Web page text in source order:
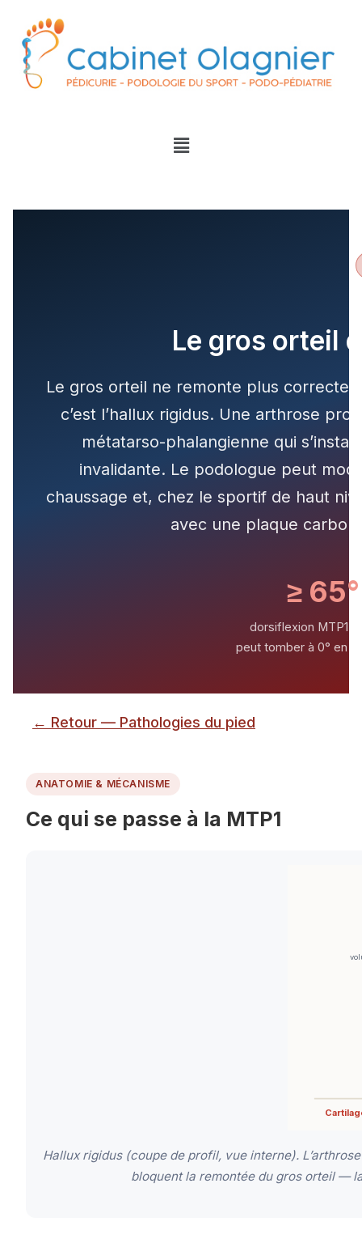
Le gros orteil
Le gros orteil ne remonte plus
c’est l’hallux rigidus. Une arthrose
métatarso-phalangienne qui
invalidante. Le podologue peut
chaussage et, chez le sportif de haut
avec une plaque
≥ 65°
dorsiflexion MTP1
peut tomber à 0° en
← Retour — Pathologies du pied
ANATOMIE & MÉCANISME
Ce qui se passe à la MTP1
Hallux rigidus (coupe de profil, vue interne).
bloquent la remontée du gros orteil —